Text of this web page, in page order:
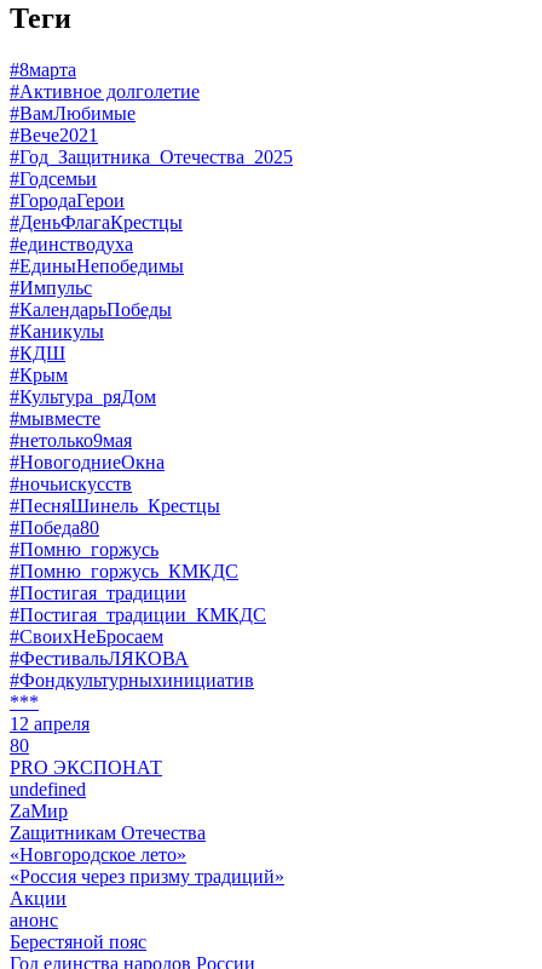
Теги
#8марта
#Активное долголетие
#ВамЛюбимые
#Вече2021
#Год_Защитника_Отечества_2025
#Годсемьи
#ГородаГерои
#ДеньФлагаКрестцы
#единстводуха
#ЕдиныНепобедимы
#Импульс
#КалендарьПобеды
#Каникулы
#КДШ
#Крым
#Культура_ряДом
#мывместе
#нетолько9мая
#НовогодниеОкна
#ночьискусств
#ПесняШинель_Крестцы
#Победа80
#Помню_горжусь
#Помню_горжусь_КМКДС
#Постигая_традиции
#Постигая_традиции_КМКДС
#СвоихНеБросаем
#ФестивальЛЯКОВА
#Фондкультурныхинициатив
***
12 апреля
80
PRO ЭКСПОНАТ
undefined
ZaМир
Zащитникам Отечества
«Новгородское лето»
«Россия через призму традиций»
Акции
анонс
Берестяной пояс
Год единства народов России